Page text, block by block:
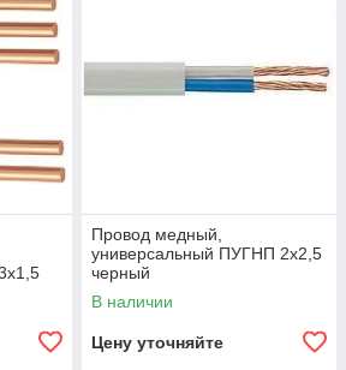
Провод медный,
универсальный ПУГНП 2х2,5
черный
В наличии
Цену уточняйте